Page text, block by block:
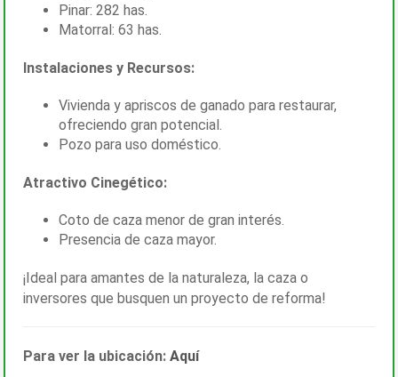
Pinar: 282 has.
Matorral: 63 has.
Instalaciones y Recursos:
Vivienda y apriscos de ganado para restaurar,
ofreciendo gran potencial.
Pozo para uso doméstico.
Atractivo Cinegético:
Coto de caza menor de gran interés.
Presencia de caza mayor.
¡Ideal para amantes de la naturaleza, la caza o
inversores que busquen un proyecto de reforma!
Para ver la ubicación: Aquí